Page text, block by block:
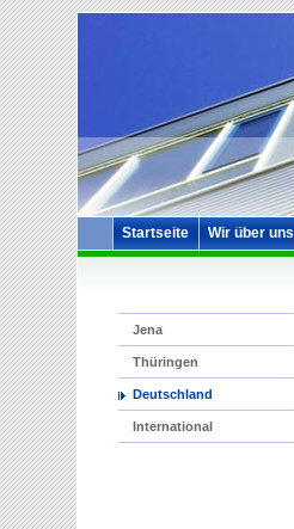
Startseite Wir über uns
Jena
Thüringen
Deutschland
International